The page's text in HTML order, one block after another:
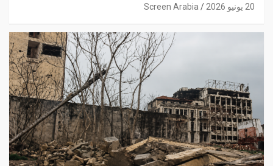
20 يونيو 2026 Screen Arabia